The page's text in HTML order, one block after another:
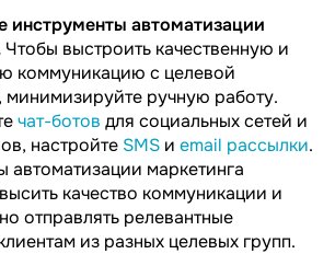
инструменты автоматизации
Чтобы выстроить качественную и
коммуникацию с целевой
минимизируйте ручную работу.
чат-ботов для социальных сетей и
настройте SMS и email рассылки.
автоматизации маркетинга
качество коммуникации и
отправлять релевантные
из разных целевых групп.